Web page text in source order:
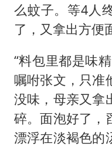
么蚊子。等4人
了，又拿出方便
“料包里都是味
嘱咐张文，只准
没味，母亲又拿
碎。面泡好了，
漂浮在淡褐色的